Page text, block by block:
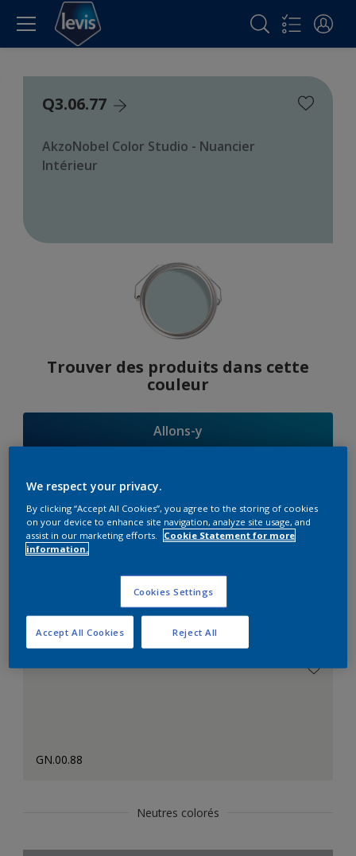
Q3.06.77
AkzoNobel Color Studio - Nuancier
Intérieur
Trouver des produits dans cette
couleur
Allons-y
Suggestions
d'Harmonies
Le Blanc Parfait
GN.00.88
Neutres colorés
We respect your privacy.
By clicking “Accept All Cookies”, you agree to the storing of cookies
on your device to enhance site navigation, analyze site usage, and
assist in our marketing efforts.
Cookie Statement for more
information.
Cookies Settings
Reject All
Accept All Cookies